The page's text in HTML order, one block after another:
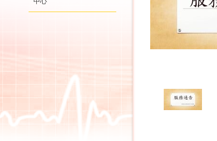
中心